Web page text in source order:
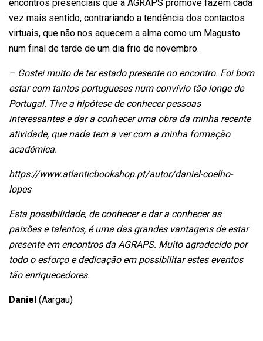
vez mais sentido, contrariando a tendência dos contactos
virtuais, que não nos aquecem a alma como um Magusto
num final de tarde de um dia frio de novembro.
– Gostei muito de ter estado presente no encontro. Foi bom
estar com tantos portugueses num convívio tão longe de
Portugal. Tive a hipótese de conhecer pessoas
interessantes e dar a conhecer uma obra da minha recente
atividade, que nada tem a ver com a minha formação
académica.
https://www.atlanticbookshop.pt/autor/daniel-coelho-
lopes
Esta possibilidade, de conhecer e dar a conhecer as
paixões e talentos, é uma das grandes vantagens de estar
presente em encontros da AGRAPS. Muito agradecido por
todo o esforço e dedicação em possibilitar estes eventos
tão enriquecedores.
Daniel(Aargau)